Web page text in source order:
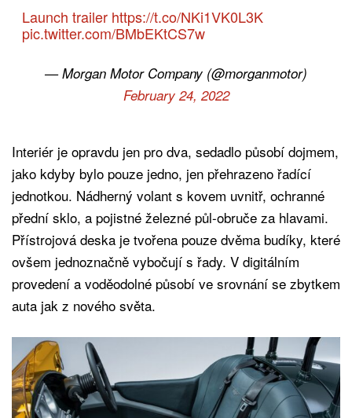
Launch trailer https://t.co/NKi1VK0L3K
pic.twitter.com/BMbEKtCS7w
— Morgan Motor Company (@morganmotor)
February 24, 2022
Interiér je opravdu jen pro dva, sedadlo působí dojmem,
jako kdyby bylo pouze jedno, jen přehrazeno řadící
jednotkou. Nádherný volant s kovem uvnitř, ochranné
přední sklo, a pojistné železné půl-obruče za hlavami.
Přístrojová deska je tvořena pouze dvěma budíky, které
ovšem jednoznačně vybočují s řady. V digitálním
provedení a voděodolné působí ve srovnání se zbytkem
auta jak z nového světa.